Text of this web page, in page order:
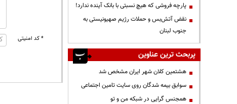
* کد امنیتی
پارچه فروشی که هیچ نسبتی با بانک آینده ندارد!
نقض آتش‌بس و حملات رژیم صهیونیستی به
جنوب لبنان
پربحث ترین عناوین
هشتمین کلان شهر ایران مشخص شد
سوابق بیمه شدگان روی سایت تامین اجتماعی
همجنس گرایی در شبکه من و تو